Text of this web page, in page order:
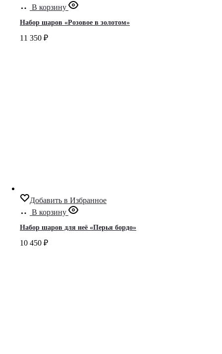
В корзину
Набор шаров «Розовое в золотом»
11 350 ₽
Добавить в Избранное
В корзину
Набор шаров для неё «Перья бордо»
10 450 ₽